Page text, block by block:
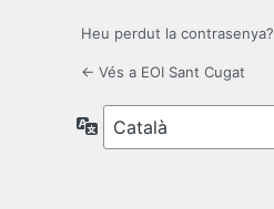
Heu perdut la contrasenya?
← Vés a EOI Sant Cugat
Idioma